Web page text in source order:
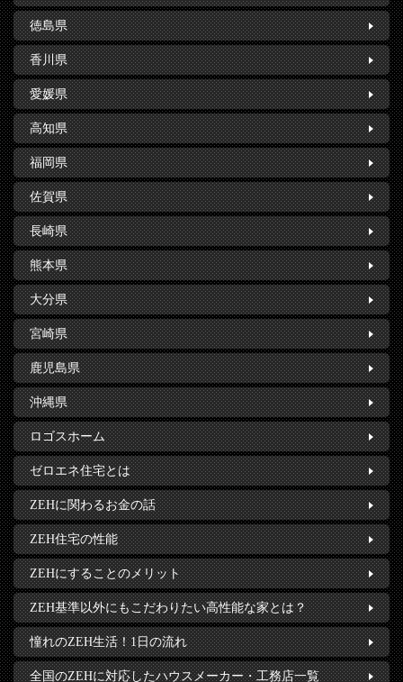
徳島県
香川県
愛媛県
高知県
福岡県
佐賀県
長崎県
熊本県
大分県
宮崎県
鹿児島県
沖縄県
ロゴスホーム
ゼロエネ住宅とは
ZEHに関わるお金の話
ZEH住宅の性能
ZEHにすることのメリット
ZEH基準以外にもこだわりたい高性能な家とは？
憧れのZEH生活！1日の流れ
全国のZEHに対応したハウスメーカー・工務店一覧